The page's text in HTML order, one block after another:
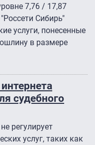
7,76 / 17,87
Сибирь"
услуги, понесенные
в размере
судебного
регулирует
услуг, таких как